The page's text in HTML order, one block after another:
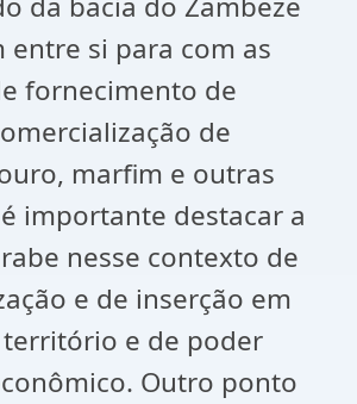
entre si para com as
fornecimento de
de
marfim e outras
importante destacar a
nesse contexto de
e de inserção em
e de poder
Outro ponto